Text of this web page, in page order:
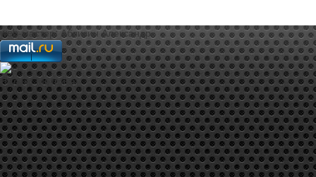
web-мастер:Аблизин Александр